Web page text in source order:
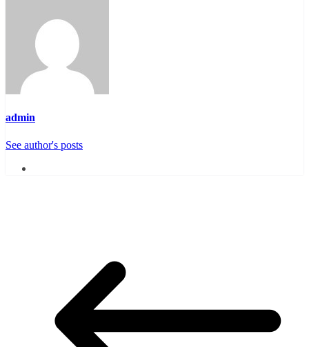
admin
See author's posts